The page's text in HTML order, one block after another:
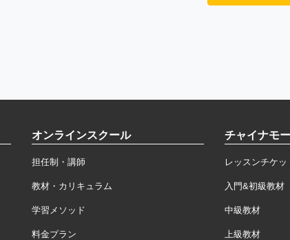
オンラインスクール
担任制・講師
教材・カリキュラム
学習メソッド
料金プラン
チャイナモ
レッスンチケッ
入門&初級教材
中級教材
上級教材